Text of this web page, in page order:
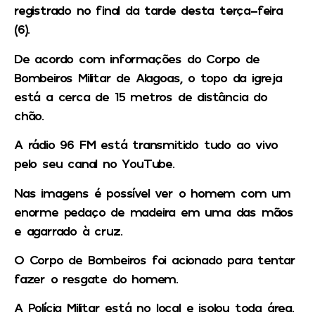
registrado no final da tarde desta terça-feira
(6).
De acordo com informações do Corpo de
Bombeiros Militar de Alagoas, o topo da igreja
está a cerca de 15 metros de distância do
chão.
A rádio 96 FM está transmitido tudo ao vivo
pelo seu canal no YouTube.
Nas imagens é possível ver o homem com um
enorme pedaço de madeira em uma das mãos
e agarrado à cruz.
O Corpo de Bombeiros foi acionado para tentar
fazer o resgate do homem.
A Polícia Militar está no local e isolou toda área.